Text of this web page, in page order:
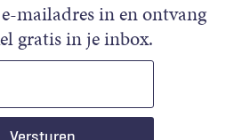
mailadres in en ontvang
gratis in je inbox.